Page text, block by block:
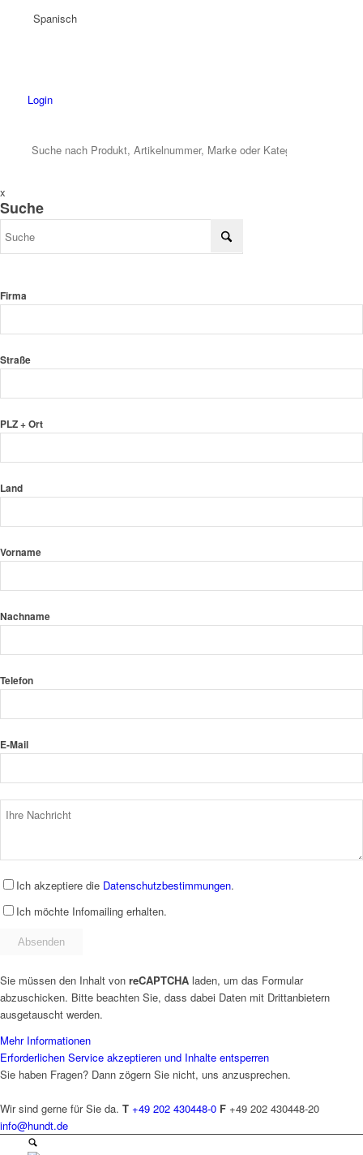
Spanisch
Login
x
Suche
Firma
Straße
PLZ + Ort
Land
Vorname
Nachname
Telefon
E-Mail
Ich akzeptiere die Datenschutzbestimmungen.
Ich möchte Infomailing erhalten.
Sie müssen den Inhalt von reCAPTCHA laden, um das Formular
abzuschicken. Bitte beachten Sie, dass dabei Daten mit Drittanbietern
ausgetauscht werden.
Mehr Informationen
Erforderlichen Service akzeptieren und Inhalte entsperren
Sie haben Fragen? Dann zögern Sie nicht, uns anzusprechen.
Wir sind gerne für Sie da. T +49 202 430448-0 F +49 202 430448-20
info@hundt.de